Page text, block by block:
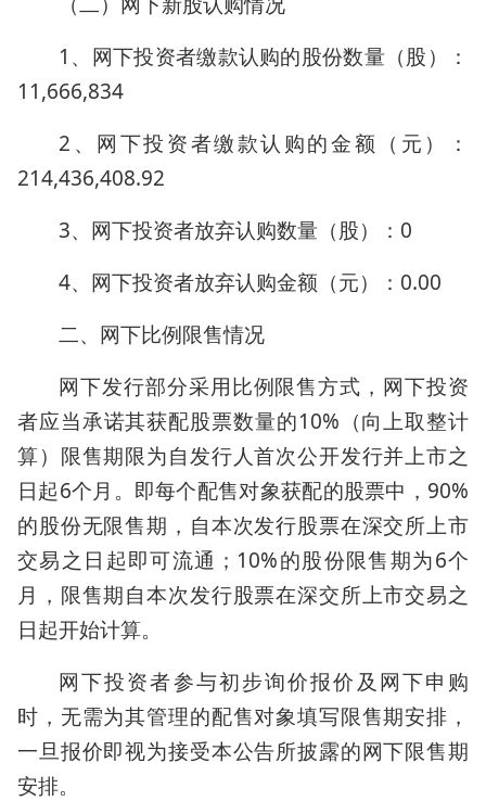
1、网下投资者缴款认购的股份数量（股）：
11,666,834
2、网下投资者缴款认购的金额（元）：
214,436,408.92
3、网下投资者放弃认购数量（股）：0
4、网下投资者放弃认购金额（元）：0.00
二、网下比例限售情况
网下发行部分采用比例限售方式，网下投资
者应当承诺其获配股票数量的10%（向上取整计
算）限售期限为自发行人首次公开发行并上市之
日起6个月。即每个配售对象获配的股票中，90%
的股份无限售期，自本次发行股票在深交所上市
交易之日起即可流通；10%的股份限售期为6个
月，限售期自本次发行股票在深交所上市交易之
日起开始计算。
网下投资者参与初步询价报价及网下申购
时，无需为其管理的配售对象填写限售期安排，
一旦报价即视为接受本公告所披露的网下限售期
安排。